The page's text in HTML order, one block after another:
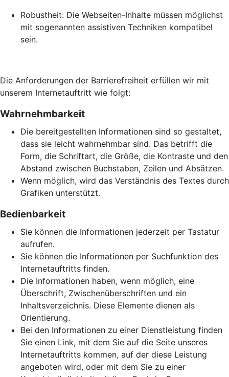
Robustheit: Die Webseiten-Inhalte müssen möglichst
mit sogenannten assistiven Techniken kompatibel
sein.
Die Anforderungen der Barrierefreiheit erfüllen wir mit
unserem Internetauftritt wie folgt:
Wahrnehmbarkeit
Die bereitgestellten Informationen sind so gestaltet,
dass sie leicht wahrnehmbar sind. Das betrifft die
Form, die Schriftart, die Größe, die Kontraste und den
Abstand zwischen Buchstaben, Zeilen und Absätzen.
Wenn möglich, wird das Verständnis des Textes durch
Grafiken unterstützt.
Bedienbarkeit
Sie können die Informationen jederzeit per Tastatur
aufrufen.
Sie können die Informationen per Suchfunktion des
Internetauftritts finden.
Die Informationen haben, wenn möglich, eine
Überschrift, Zwischenüberschriften und ein
Inhaltsverzeichnis. Diese Elemente dienen als
Orientierung.
Bei den Informationen zu einer Dienstleistung finden
Sie einen Link, mit dem Sie auf die Seite unseres
Internetauftritts kommen, auf der diese Leistung
angeboten wird, oder mit dem Sie zu einer